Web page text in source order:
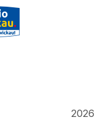
2026